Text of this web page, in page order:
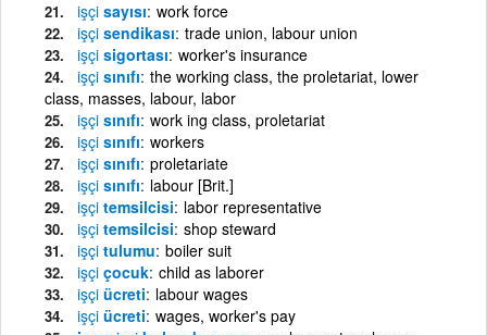
işçi sayısı work force
işçi sendikası trade union, labour union
işçi sigortası worker's insurance
işçi sınıfı the working class, the proletariat, lower
class, masses, labour, labor
işçi sınıfı work ing class, proletariat
işçi sınıfı workers
işçi sınıfı proletariate
işçi sınıfı labour [Brit.]
işçi temsilcisi labor representative
işçi temsilcisi shop steward
işçi tulumu boiler suit
işçi çocuk child as laborer
işçi ücreti labour wages
işçi ücreti wages, worker's pay